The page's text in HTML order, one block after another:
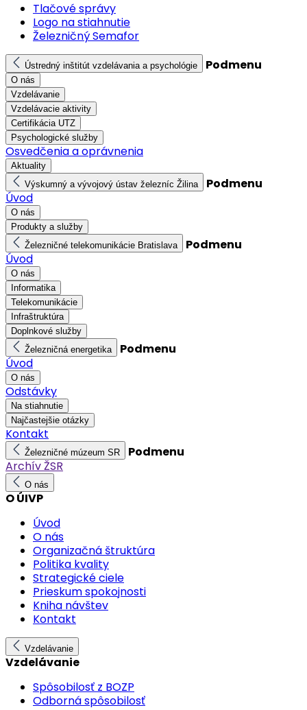
Tlačové správy
Logo na stiahnutie
Železničný Semafor
Ústredný inštitút vzdelávania a psychológie Podmenu
O nás
Vzdelávanie
Vzdelávacie aktivity
Certifikácia UTZ
Psychologické služby
Osvedčenia a oprávnenia
Aktuality
Výskumný a vývojový ústav železníc Žilina
Podmenu
Úvod
O nás
Produkty a služby
Železničné telekomunikácie Bratislava
Podmenu
Úvod
O nás
Informatika
Telekomunikácie
Infraštruktúra
Doplnkové služby
Železničná energetika
Podmenu
Úvod
O nás
Odstávky
Na stiahnutie
Najčastejšie otázky
Kontakt
Železničné múzeum SR
Podmenu
Archív ŽSR
O nás
O ÚIVP
Úvod
O nás
Organizačná štruktúra
Politika kvality
Strategické ciele
Prieskum spokojnosti
Kniha návštev
Kontakt
Vzdelávanie
Vzdelávanie
Spôsobilosť z BOZP
Odborná spôsobilosť